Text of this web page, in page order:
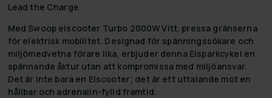
Lead the Charge
Med Swoop elscooter Turbo 2000W Vitt, pressa gränserna
för elektrisk mobilitet. Designad för spänningssökare och
miljömedvetna förare lika, erbjuder denna Elsparkcykel en
spännande åktur utan att kompromissa med miljöansvar.
Det är inte bara en Elscooter; det är ett uttalande mot en
hållbar och adrenalin-fylld framtid.